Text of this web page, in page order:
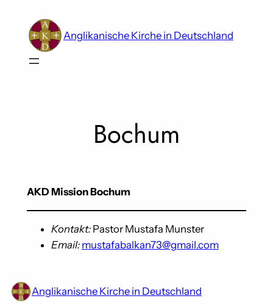
content
Anglikanische Kirche in Deutschland
Bochum
AKD Mission Bochum
Kontakt:Pastor Mustafa Munster
Email: mustafabalkan73@gmail.com
Anglikanische Kirche in Deutschland